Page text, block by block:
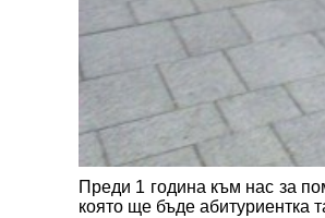
Преди 1 година към нас за
която ще бъде абитуриентка